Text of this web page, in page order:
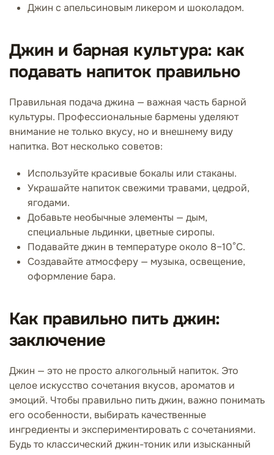
Джин с апельсиновым ликером и шоколадом.
Джин и барная культура: как
подавать напиток правильно
Правильная подача джина — важная часть барной
культуры. Профессиональные бармены уделяют
внимание не только вкусу, но и внешнему виду
напитка. Вот несколько советов:
Используйте красивые бокалы или стаканы.
Украшайте напиток свежими травами, цедрой,
ягодами.
Добавьте необычные элементы — дым,
специальные льдинки, цветные сиропы.
Подавайте джин в температуре около 8–10°C.
Создавайте атмосферу — музыка, освещение,
оформление бара.
Как правильно пить джин:
заключение
Джин — это не просто алкогольный напиток. Это
целое искусство сочетания вкусов, ароматов и
эмоций. Чтобы правильно пить джин, важно понимать
его особенности, выбирать качественные
ингредиенты и экспериментировать с сочетаниями.
Будь то классический джин-тоник или изысканный